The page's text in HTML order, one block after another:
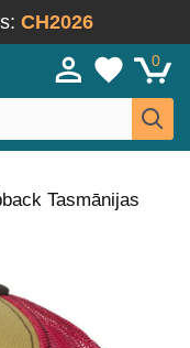
CH2026
0
Tasmānijas